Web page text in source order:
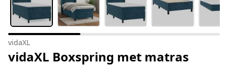
vidaXL
vidaXL Boxspring met matras